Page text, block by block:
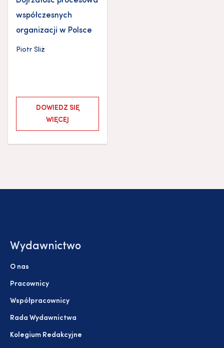
współczesnych
organizacji w Polsce
Piotr Sliż
DOWIEDZ SIĘ
WIĘCEJ
Wydawnictwo
O nas
Pracownicy
Współpracownicy
Rada Wydawnictwa
Kolegium Redakcyjne